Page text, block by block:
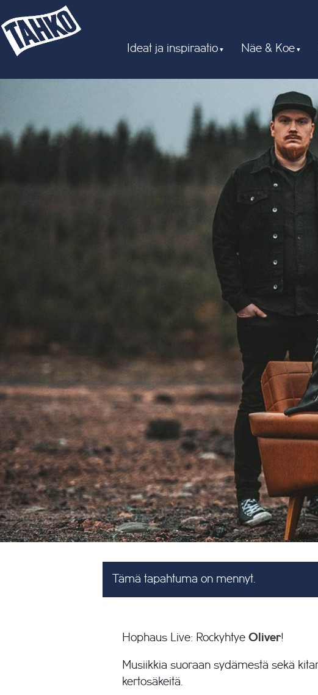
Ideat ja inspiraatio Näe & Koe
Tämä tapahtuma on mennyt.
Hophaus Live: Rockyhtye Oliver!
Musiikkia suoraan sydämestä sekä
kertosäkeitä.